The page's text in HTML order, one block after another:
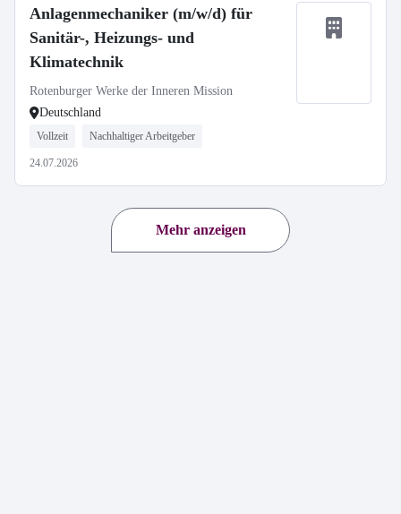
Anlagenmechaniker (m/w/d) für
Sanitär-, Heizungs- und
Klimatechnik
Rotenburger Werke der Inneren Mission
Deutschland
Vollzeit Nachhaltiger Arbeitgeber
24.07.2026
Mehr anzeigen